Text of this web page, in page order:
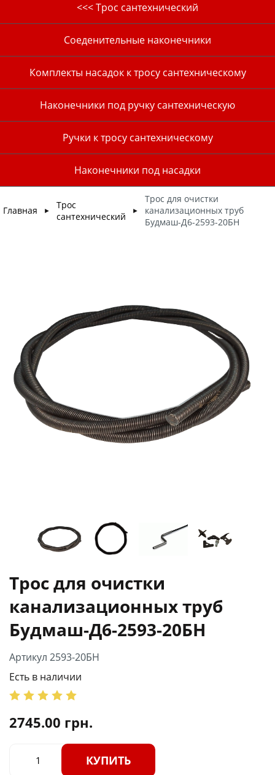
<<< Трос сантехнический
Соеденительные наконечники
Комплекты насадок к тросу сантехническому
Наконечники под ручку сантехническую
Ручки к тросу сантехническому
Наконечники под насадки
Главная ►
Трос
сантехнический
►
Трос для очистки
канализационных труб
Будмаш-Д6-2593-20БН
Трос для очистки
канализационных труб
Будмаш-Д6-2593-20БН
Артикул 2593-20БН
Есть в наличии
2745.00 грн.
КУПИТЬ